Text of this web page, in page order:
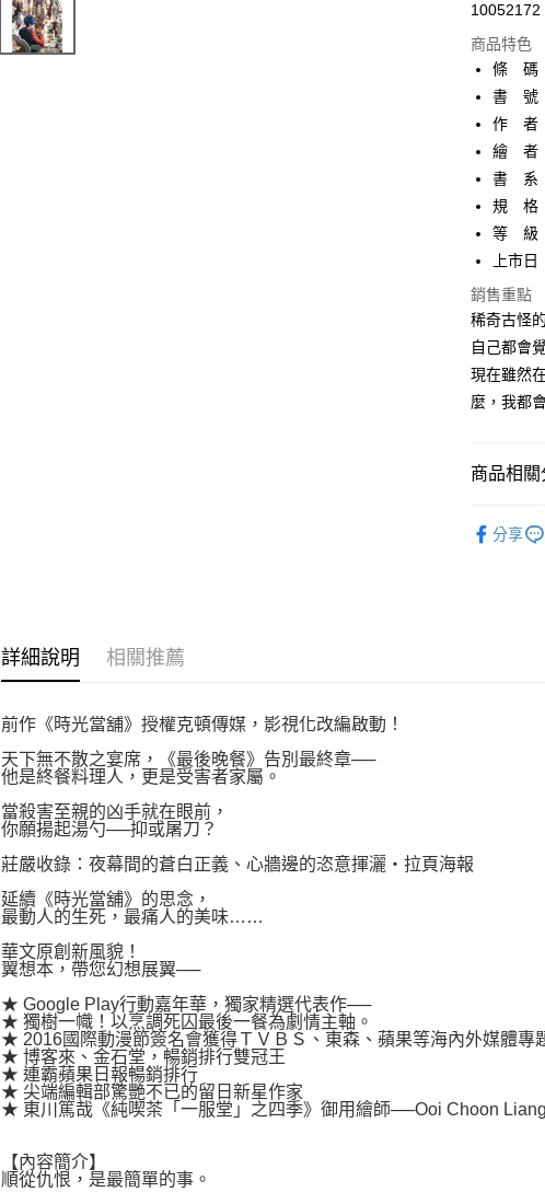
AFTEE先
相關說明
AFTEE先
便利好安
１．簡單
２．便利
３．安心
１．於結
付」結帳
２．訂單
３．收到
／ATM／
※ 請注意
絡購買商
先享後付
付客戶支
１．透過
交易，需
ATM付款
運送方式
全家取貨
每筆
付款後全家
每筆
萊爾富取
每筆
每筆
每筆
10052172
商品特色
條 碼
書 號
作 者
繪 者
書 系
規 格
等 級
上市
銷售重點
稀奇古怪
自己都會
現在雖然
麼，我都
商品相關
分享
詳細說明 相關推薦
前作《時光當舖》授權克頓傳媒，影視化改編啟動！
天下無不散之宴席，《最後晚餐》告別最終章──
他是終餐料理人，更是受害者家屬。
當殺害至親的凶手就在眼前，
你願揚起湯勺──抑或屠刀？
莊嚴收錄：夜幕間的蒼白正義、心牆邊的恣意揮灑‧拉頁海報
延續《時光當舖》的思念，
最動人的生死，最痛人的美味……
華文原創新風貌！
翼想本，帶您幻想展翼──
★ Google Play行動嘉年華‬，獨家精選代表作──
★ 獨樹一幟！以烹調死囚最後一餐為劇情主軸。
★ 2016國際動漫節簽名會獲得ＴＶＢＳ、東森、蘋果等海內外媒體專
★ 博客來、金石堂，暢銷排行雙冠王
★ 連霸蘋果日報暢銷排行
★ 尖端編輯部驚艷不已的留日新星作家
★ 東川篤哉《純喫茶「一服堂」之四季》御用繪師──Ooi Choon
【內容簡介】
順從仇恨，是最簡單的事。